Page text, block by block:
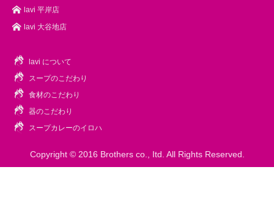
lavi 平岸店
lavi 大谷地店
lavi について
スープのこだわり
食材のこだわり
器のこだわり
スープカレーのイロハ
Copyright © 2016 Brothers co., Itd. All Rights Reserved.